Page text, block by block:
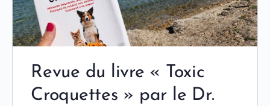
Revue du livre « Toxic
Croquettes » par le Dr.